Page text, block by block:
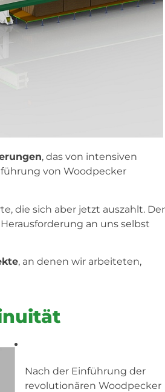
, das von intensiven
von Woodpecker
die sich aber jetzt auszahlt. Der
an uns selbst
, an denen wir arbeiteten,
Nach der Einführung der
revolutionären Woodpecker